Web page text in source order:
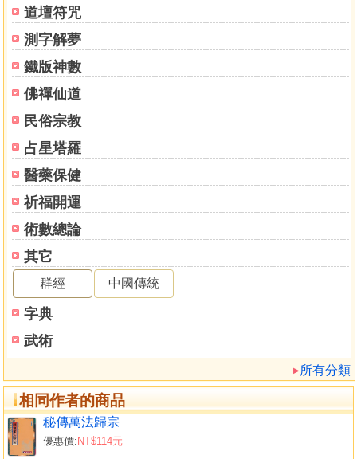
道壇符咒
測字解夢
鐵版神數
佛禪仙道
民俗宗教
占星塔羅
醫藥保健
祈福開運
術數總論
其它
群經 中國傳統
字典
武術
所有分類
相同作者的商品
秘傳萬法歸宗
優惠價: NT$114元
三十六籤丁己
三十七籤丁庚
三十八籤丁辛
三十九籤丁壬
四十‧籤丁癸
四十一籤戊甲
四十二籤戊乙
四十三籤戊丙
四十四籤戊丁
四十五籤戊戊
四十六籤戊己
四十七籤戊庚
四十八籤戊辛
四十九籤戊壬
五十‧籤戊癸
五十一籤己甲
五十二籤己乙
五十三籤己丙
五十四籤己丁
五十六籤己己
五十七籤己庚
五十八籤己辛
五十九籤己壬